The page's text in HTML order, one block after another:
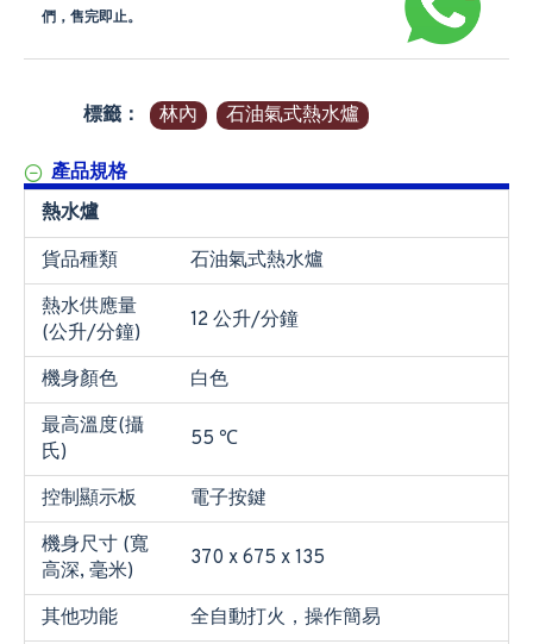
們，售完即止。
標籤： 林內 石油氣式熱水爐
產品規格
熱水爐
貨品種類
石油氣式熱水爐
熱水供應量
(公升/分鐘)
12 公升/分鐘
機身顏色
白色
最高溫度(攝
氏)
55 ℃
控制顯示板
電子按鍵
機身尺寸 (寬
高深, 毫米)
370 x 675 x 135
其他功能 全自動打火，操作簡易